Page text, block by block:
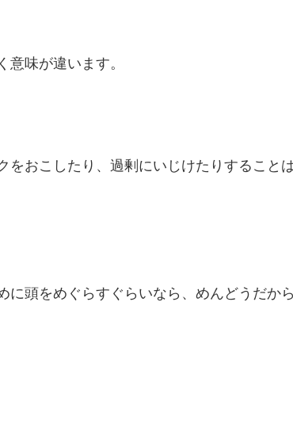
味が違います。
をおこしたり、過剰にいじけたりすること
に頭をめぐらすぐらいなら、めんどうだか